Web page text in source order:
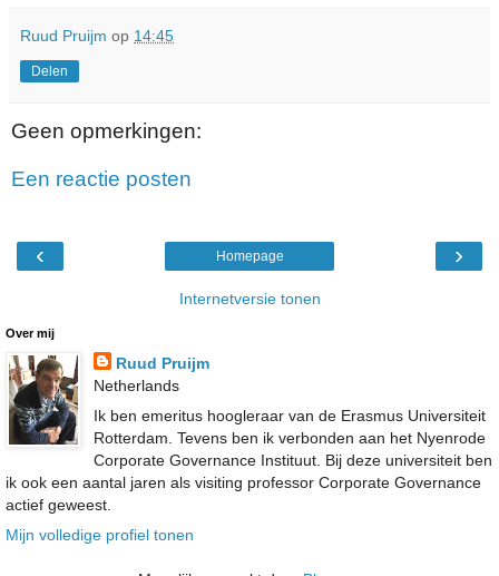
Ruud Pruijm op 14:45
Delen
Geen opmerkingen:
Een reactie posten
‹ ›
Homepage
Internetversie tonen
Over mij
Ruud Pruijm
Netherlands
Ik ben emeritus hoogleraar van de Erasmus Universiteit
Rotterdam. Tevens ben ik verbonden aan het Nyenrode
Corporate Governance Instituut. Bij deze universiteit ben
ik ook een aantal jaren als visiting professor Corporate Governance
actief geweest.
Mijn volledige profiel tonen